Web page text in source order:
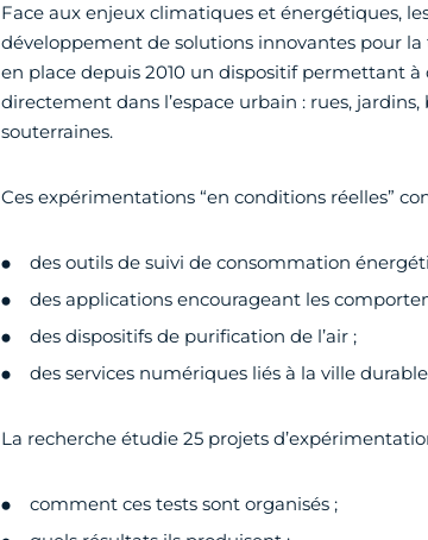
Face aux enjeux climatiques et énergétiques,
développement de solutions innovantes pour
en place depuis 2010 un dispositif permettant
directement dans l’espace urbain : rues,
souterraines.
Ces expérimentations “en conditions réelles”
des outils de suivi de consommation
des applications encourageant les
des dispositifs de purification de l’air ;
des services numériques liés à la ville
La recherche étudie 25 projets
comment ces tests sont organisés ;